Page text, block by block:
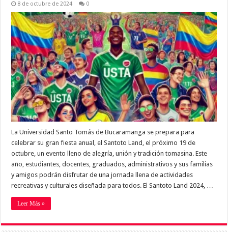
8 de octubre de 2024 0
La Universidad Santo Tomás de Bucaramanga se prepara para
celebrar su gran fiesta anual, el Santoto Land, el próximo 19 de
octubre, un evento lleno de alegría, unión y tradición tomasina. Este
año, estudiantes, docentes, graduados, administrativos y sus familias
y amigos podrán disfrutar de una jornada llena de actividades
recreativas y culturales diseñada para todos. El Santoto Land 2024, …
Leer Más »